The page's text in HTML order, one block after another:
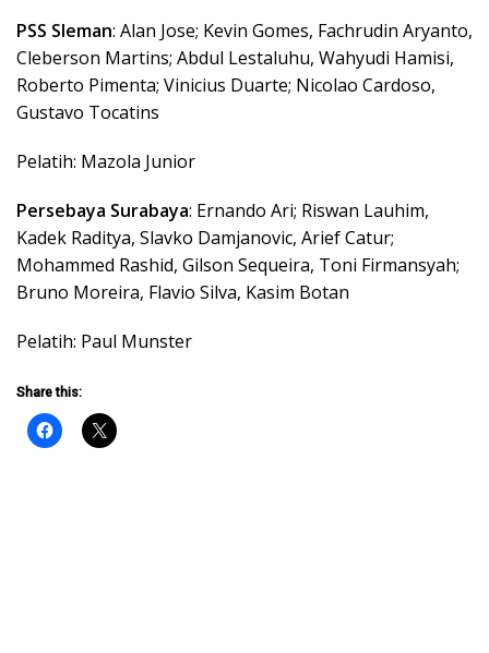
PSS Sleman: Alan Jose; Kevin Gomes, Fachrudin Aryanto,
Cleberson Martins; Abdul Lestaluhu, Wahyudi Hamisi,
Roberto Pimenta; Vinicius Duarte; Nicolao Cardoso,
Gustavo Tocatins
Pelatih: Mazola Junior
Persebaya Surabaya: Ernando Ari; Riswan Lauhim,
Kadek Raditya, Slavko Damjanovic, Arief Catur;
Mohammed Rashid, Gilson Sequeira, Toni Firmansyah;
Bruno Moreira, Flavio Silva, Kasim Botan
Pelatih: Paul Munster
Share this: